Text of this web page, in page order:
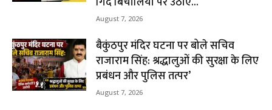
August 7, 2026
बैकुंठपुर मंदिर घटना पर बोले सचिव
राजाराम सिंह: श्रद्धालुओं की सुरक्षा के लिए
प्रबंधन और पुलिस तत्पर’
August 7, 2026